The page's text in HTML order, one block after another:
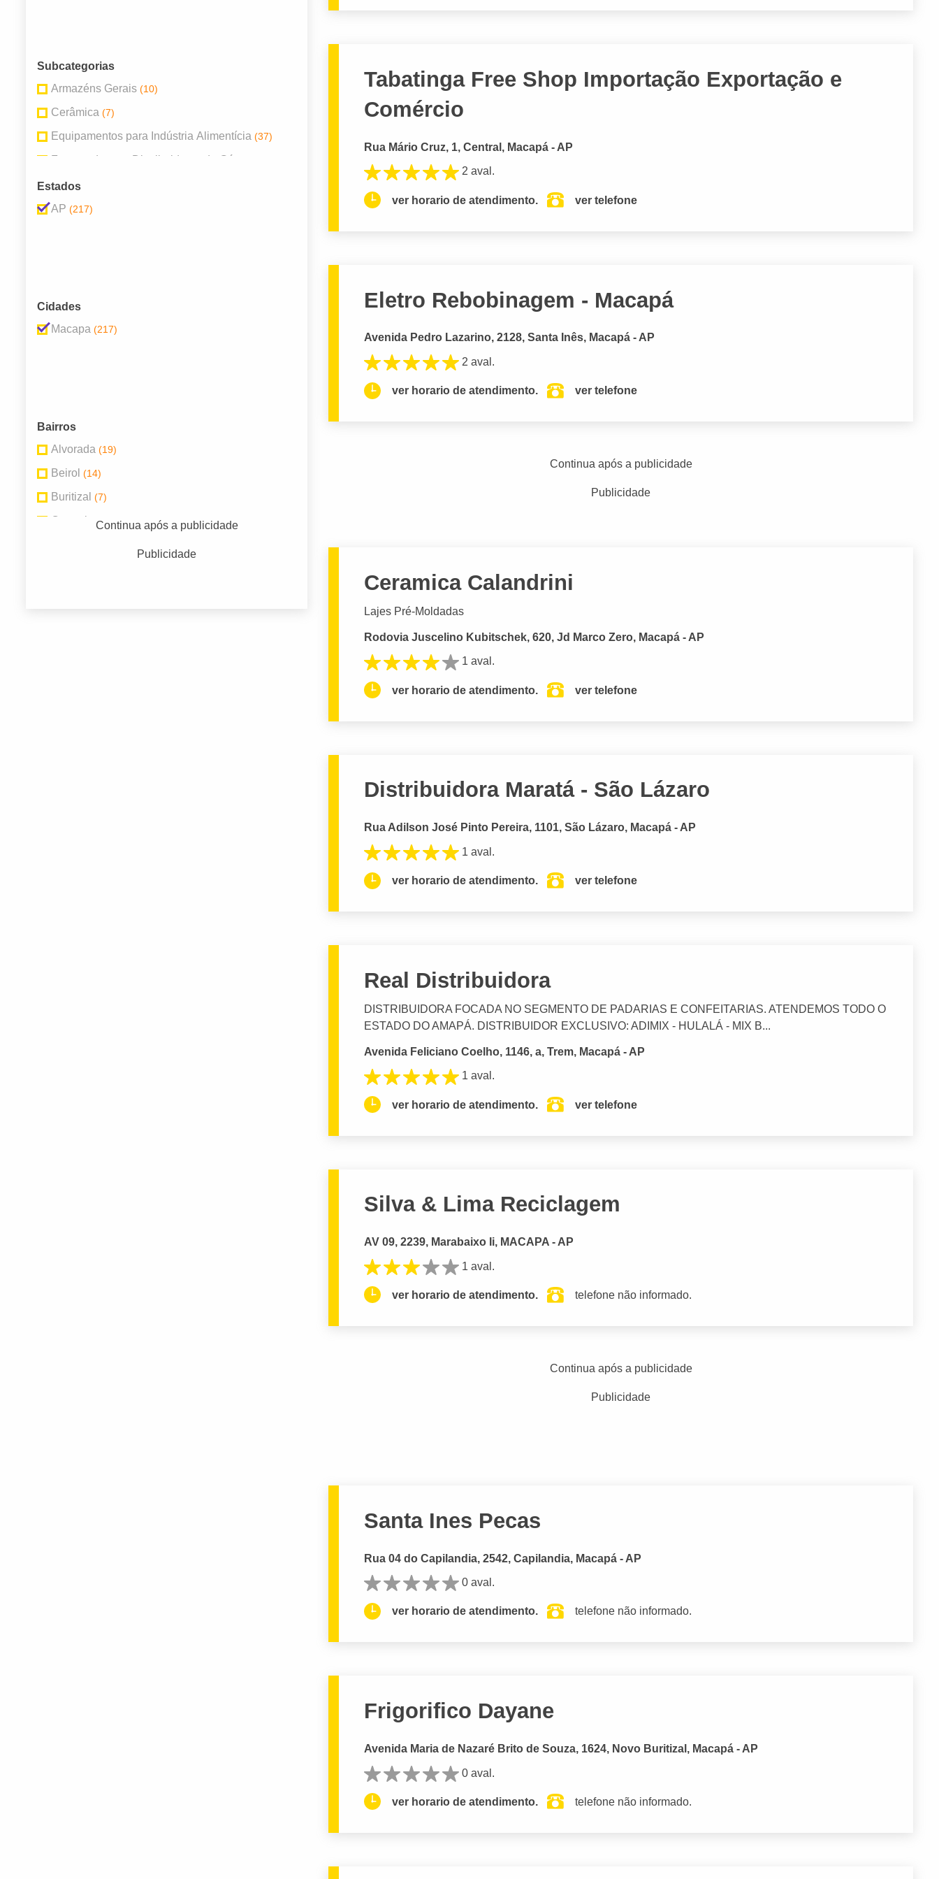
Subcategorias
Armazéns Gerais (10)
Cerâmica (7)
Equipamentos para Indústria Alimentícia (37)
Fornecedores e Distribuidores de Gás
Importação e Exportação
Importados
Plásticos
Estados
AP (217)
Cidades
Macapa (217)
Bairros
Alvorada (19)
Beirol (14)
Buritizal (7)
Central (49)
Continua após a publicidade
Publicidade
Tabatinga Free Shop Importação Exportação e
Comércio
Rua Mário Cruz, 1, Central, Macapá - AP
2 aval.
ver horario de atendimento. ver telefone
Eletro Rebobinagem - Macapá
Avenida Pedro Lazarino, 2128, Santa Inês, Macapá - AP
2 aval.
ver horario de atendimento. ver telefone
Continua após a publicidade
Publicidade
Ceramica Calandrini
Lajes Pré-Moldadas
Rodovia Juscelino Kubitschek, 620, Jd Marco Zero, Macapá - AP
1 aval.
ver horario de atendimento. ver telefone
Distribuidora Maratá - São Lázaro
Rua Adilson José Pinto Pereira, 1101, São Lázaro, Macapá - AP
1 aval.
ver horario de atendimento. ver telefone
Real Distribuidora
DISTRIBUIDORA FOCADA NO SEGMENTO DE PADARIAS E CONFEITARIAS. ATENDEMOS TODO O
ESTADO DO AMAPÁ. DISTRIBUIDOR EXCLUSIVO: ADIMIX - HULALÁ - MIX B...
Avenida Feliciano Coelho, 1146, a, Trem, Macapá - AP
1 aval.
ver horario de atendimento. ver telefone
Silva & Lima Reciclagem
AV 09, 2239, Marabaixo Ii, MACAPA - AP
1 aval.
ver horario de atendimento. telefone não informado.
Continua após a publicidade
Publicidade
Santa Ines Pecas
Rua 04 do Capilandia, 2542, Capilandia, Macapá - AP
0 aval.
ver horario de atendimento. telefone não informado.
Frigorifico Dayane
Avenida Maria de Nazaré Brito de Souza, 1624, Novo Buritizal, Macapá - AP
0 aval.
ver horario de atendimento. telefone não informado.